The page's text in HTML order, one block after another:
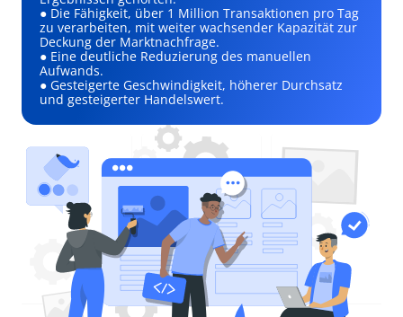
● Die Fähigkeit, über 1 Million Transaktionen pro Tag
zu verarbeiten, mit weiter wachsender Kapazität zur
Deckung der Marktnachfrage.
● Eine deutliche Reduzierung des manuellen
Aufwands.
● Gesteigerte Geschwindigkeit, höherer Durchsatz
und gesteigerter Handelswert.